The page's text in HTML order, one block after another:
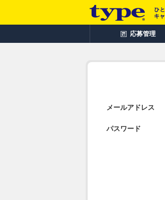
応募管理
メールアドレス
パスワード